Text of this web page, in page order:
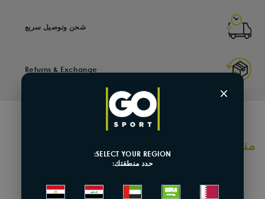
شحن وتوصيل سريع
Returns & Exchange
منتجات مشابهة
×
SELECT YOUR REGION:
حدد منطقتك: